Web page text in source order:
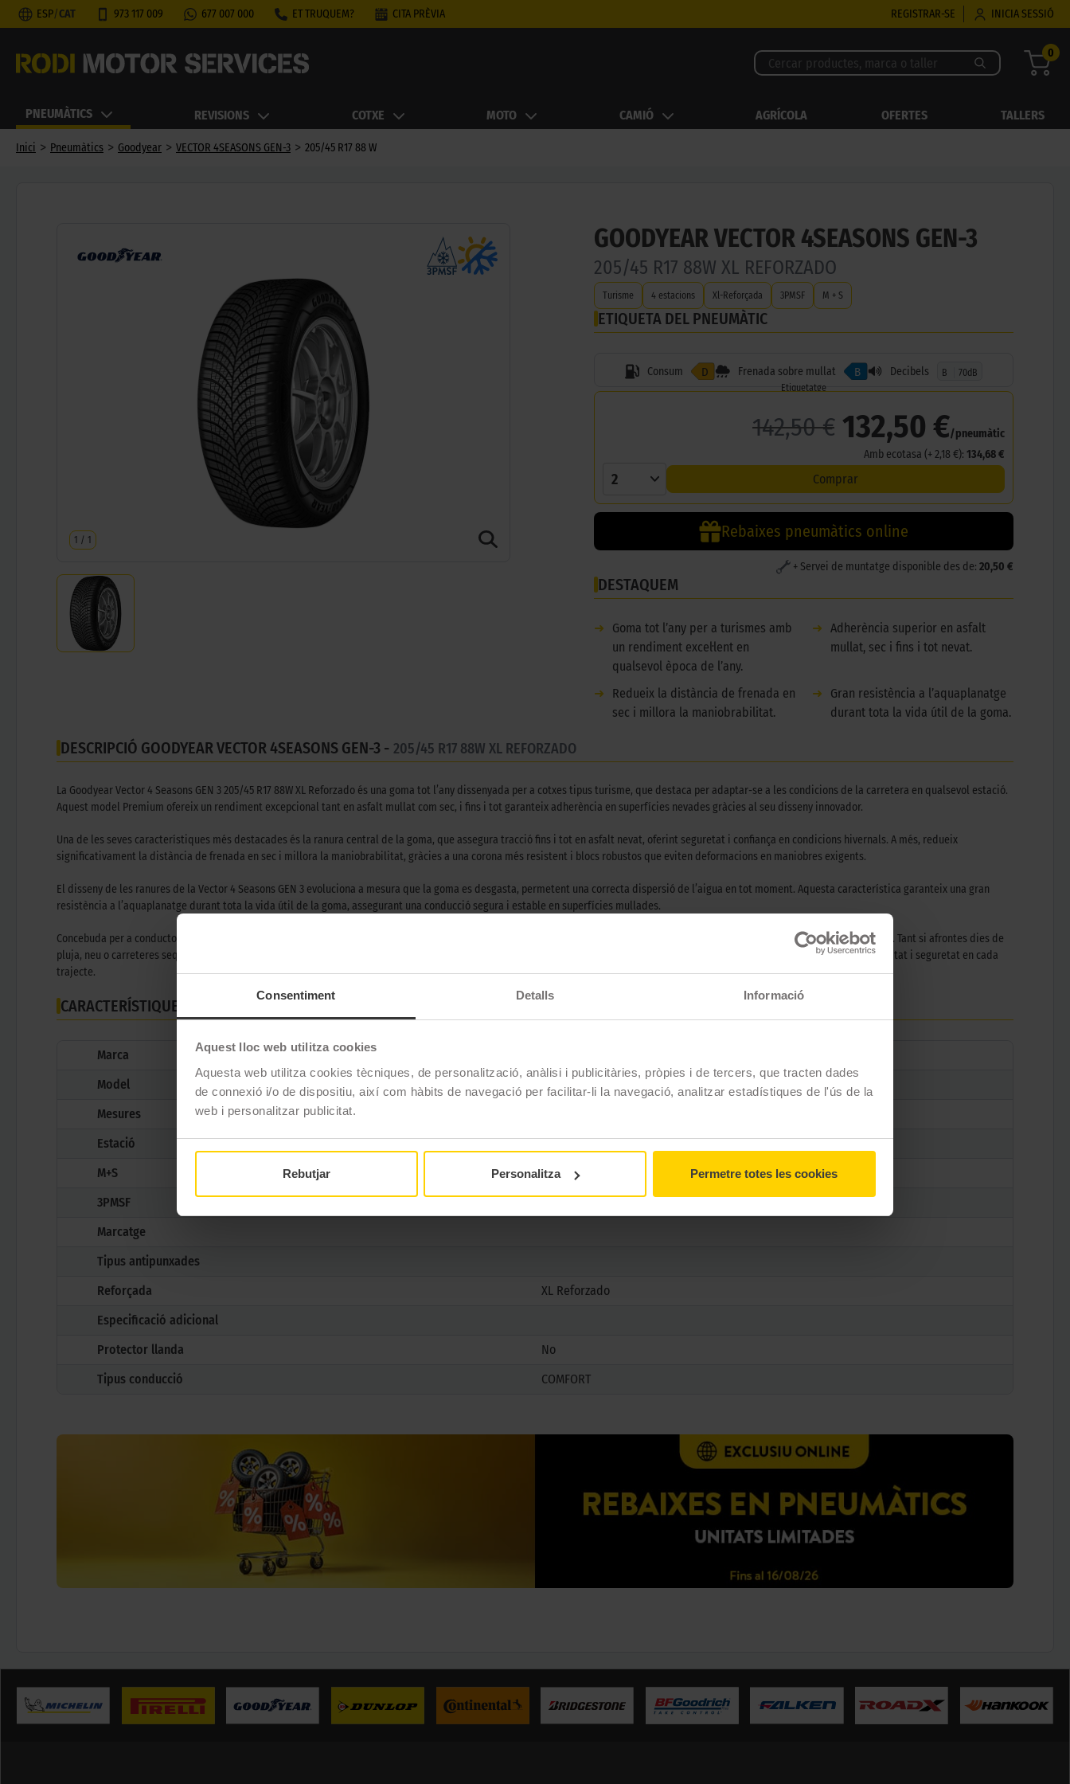
Consentiment Detalls Informació
Aquest lloc web utilitza cookies
Aquesta web utilitza cookies tècniques, de personalització, anàlisi i publicitàries, pròpies i de tercers, que tracten dades
de connexió i/o de dispositiu, així com hàbits de navegació per facilitar-li la navegació, analitzar estadístiques de l'ús de la
web i personalitzar publicitat.
Rebutjar Personalitza Permetre totes les cookies
ESP/CAT 973 117 009 677 007 000 ET TRUQUEM? CITA PRÈVIA REGISTRAR-SE INICIA SESSIÓ
0
PNEUMÀTICS REVISIONS COTXE MOTO CAMIÓ AGRÍCOLA OFERTES TALLERS
Inici > Pneumàtics > Goodyear > VECTOR 4SEASONS GEN-3 > 205/45 R17 88 W
1 / 1
GOODYEAR VECTOR 4SEASONS GEN-3
205/45 R17 88W XL REFORZADO
Turisme 4 estacions Xl-Reforçada 3PMSF M + S
ETIQUETA DEL PNEUMÀTIC
Consum D Frenada sobre mullat B Decibels B
70dB
Etiquetatge
142,50 € 132,50 €/pneumàtic
Amb ecotasa (+ 2,18 €): 134,68 €
2 Comprar
Rebaixes pneumàtics online
+ Servei de muntatge disponible des de: 20,50 €
DESTAQUEM
➜
Goma tot l’any per a turismes amb
un rendiment excel·lent en
qualsevol època de l’any.
➜ Adherència superior en asfalt
mullat, sec i fins i tot nevat.
➜
Redueix la distància de frenada en
sec i millora la maniobrabilitat.
➜
Gran resistència a l’aquaplanatge
durant tota la vida útil de la goma.
DESCRIPCIÓ GOODYEAR VECTOR 4SEASONS GEN-3 - 205/45 R17 88W XL REFORZADO
La Goodyear Vector 4 Seasons GEN 3 205/45 R17 88W XL Reforzado és una goma tot l’any dissenyada per a cotxes tipus turisme, que destaca per adaptar-se a les condicions de la carretera en qualsevol estació.
Aquest model Premium ofereix un rendiment excepcional tant en asfalt mullat com sec, i fins i tot garanteix adherència en superfícies nevades gràcies al seu disseny innovador.
Una de les seves característiques més destacades és la ranura central de la goma, que assegura tracció fins i tot en asfalt nevat, oferint seguretat i confiança en condicions hivernals. A més, redueix
significativament la distància de frenada en sec i millora la maniobrabilitat, gràcies a una corona més resistent i blocs robustos que eviten deformacions en maniobres exigents.
El disseny de les ranures de la Vector 4 Seasons GEN 3 evoluciona a mesura que la goma es desgasta, permetent una correcta dispersió de l’aigua en tot moment. Aquesta característica garanteix una gran
resistència a l’aquaplanatge durant tota la vida útil de la goma, assegurant una conducció segura i estable en superfícies mullades.
Concebuda per a conductors que busquen un equilibri entre rendiment i adaptabilitat, aquesta goma redefineix el que significa conduir amb confiança en qualsevol condició climàtica. Tant si afrontes dies de
pluja, neu o carreteres seques, la Vector 4 Seasons GEN 3 ofereix una experiència de conducció segura, eficient i còmoda, consolidant-se com una elecció ideal per a qui valora versatilitat i seguretat en cada
trajecte.
CARACTERÍSTIQUES TÈCNIQUES
Marca
Model
VECTOR 4SEASONS GEN-3
Mesures
Estació
4 estacions
M+S
Si
3PMSF
Si
Marcatge
Tipus antipunxades
Reforçada
XL Reforzado
Especificació adicional
Protector llanda
No
Tipus conducció
COMFORT